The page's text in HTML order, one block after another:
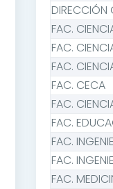
DIRECCIÓN
FAC.
FAC.
FAC.
FAC. CECA
FAC.
FAC.
FAC.
FAC.
FAC.